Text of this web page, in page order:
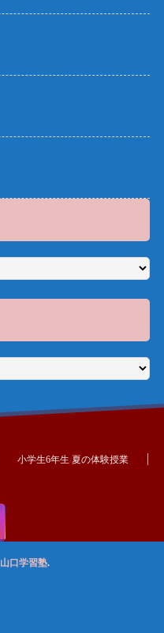
小学生6年生 夏の体験授業
山口学習塾.